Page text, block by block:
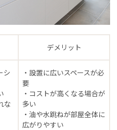
デメリット
シ
な
・設置に広いスペースが必
要
・コストが高くなる場合が
多い
・油や水跳ねが部屋全体に
広がりやすい